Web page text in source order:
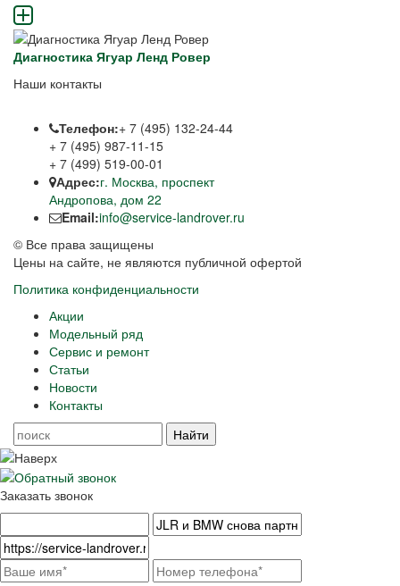
Диагностика Ягуар Ленд Ровер
Наши контакты
Телефон:+ 7 (495) 132-24-44
+ 7 (495) 987-11-15
+ 7 (499) 519-00-01
Адрес:г. Москва, проспект
Андропова, дом 22
Email:info@service-landrover.ru
© Все права защищены
Цены на сайте, не являются публичной офертой
Политика конфиденциальности
Акции
Модельный ряд
Сервис и ремонт
Статьи
Новости
Контакты
Заказать звонок